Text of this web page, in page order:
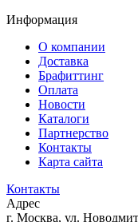
Информация
О компании
Доставка
Брафиттинг
Оплата
Новости
Каталоги
Партнерство
Контакты
Карта сайта
Контакты
Адрес
г. Москва, ул.